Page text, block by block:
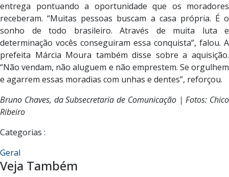
entrega pontuando a oportunidade que os moradores
receberam. “Muitas pessoas buscam a casa própria. É o
sonho de todo brasileiro. Através de muita luta e
determinação vocês conseguiram essa conquista”, falou. A
prefeita Márcia Moura também disse sobre a aquisição.
“Não vendam, não aluguem e não emprestem. Se orgulhem
e agarrem essas moradias com unhas e dentes”, reforçou.
Bruno Chaves, da Subsecretaria de Comunicação | Fotos: Chico
Ribeiro
Categorias :
Geral
Veja Também